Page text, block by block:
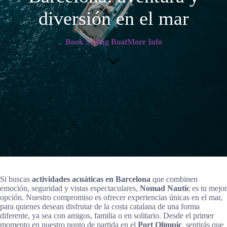
diversión en el mar
Book Sailing BoatMore Info
Si buscas actividades acuáticas en Barcelona que combinen
emoción, seguridad y vistas espectaculares, Nomad Nautic es tu mejor
opción. Nuestro compromiso es ofrecer experiencias únicas en el mar,
para quienes desean disfrutar de la costa catalana de una forma
diferente, ya sea con amigos, familia o en solitario. Desde el primer
momento en nuestro punto de partida en el Port Olímpic, sentirás que